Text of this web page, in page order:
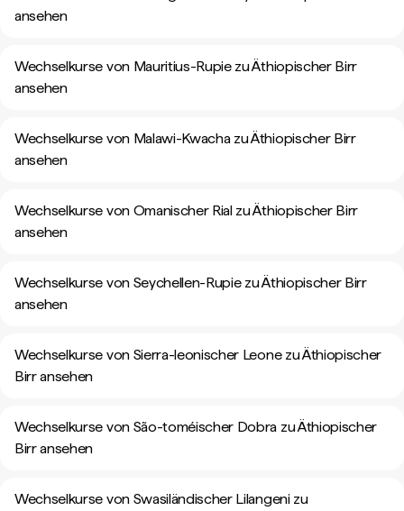
ansehen
Wechselkurse von Mauritius-Rupie zu Äthiopischer Birr
ansehen
Wechselkurse von Malawi-Kwacha zu Äthiopischer Birr
ansehen
Wechselkurse von Omanischer Rial zu Äthiopischer Birr
ansehen
Wechselkurse von Seychellen-Rupie zu Äthiopischer Birr
ansehen
Wechselkurse von Sierra-leonischer Leone zu Äthiopischer
Birr ansehen
Wechselkurse von São-toméischer Dobra zu Äthiopischer
Birr ansehen
Wechselkurse von Swasiländischer Lilangeni zu